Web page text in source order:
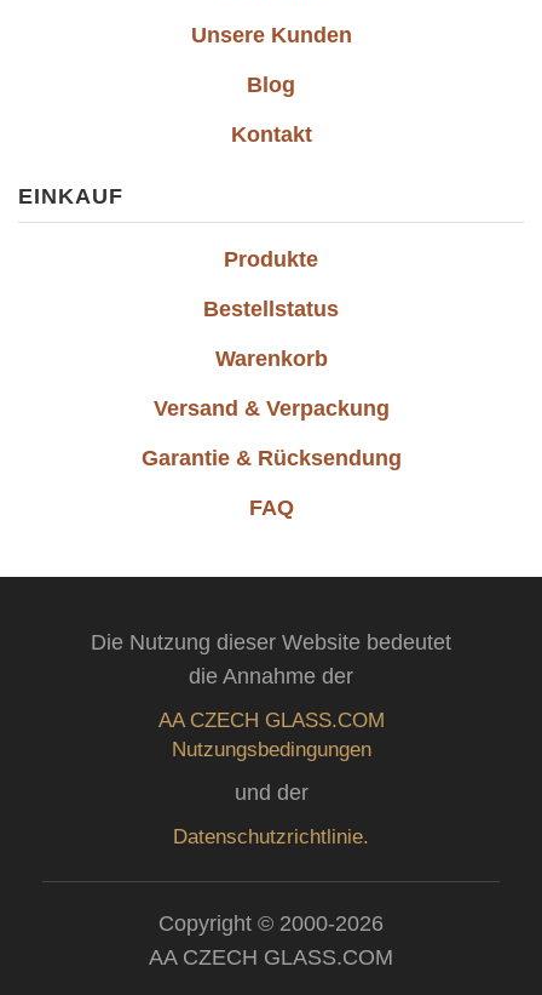
Unsere Kunden
Blog
Kontakt
EINKAUF
Produkte
Bestellstatus
Warenkorb
Versand & Verpackung
Garantie & Rücksendung
FAQ
Die Nutzung dieser Website bedeutet
die Annahme der
AA CZECH GLASS.COM
Nutzungsbedingungen
und der
Datenschutzrichtlinie.
Copyright © 2000-2026
AA CZECH GLASS.COM